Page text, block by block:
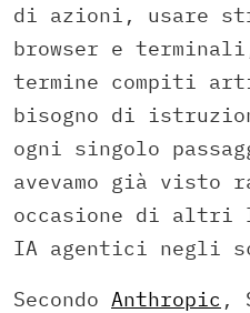
di azioni, usare
browser e
termine compiti
bisogno di
ogni singolo
avevamo già visto
occasione di altri
IA agentici negli
Secondo Anthropic ,